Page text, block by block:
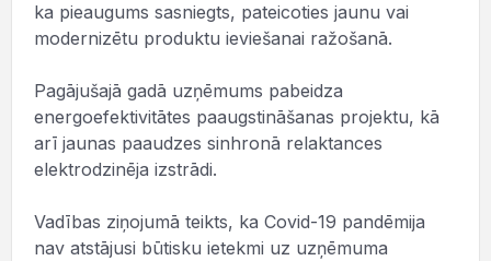
ka pieaugums sasniegts, pateicoties jaunu vai
modernizētu produktu ieviešanai ražošanā.
Pagājušajā gadā uzņēmums pabeidza
energoefektivitātes paaugstināšanas projektu, kā
arī jaunas paaudzes sinhronā relaktances
elektrodzinēja izstrādi.
Vadības ziņojumā teikts, ka Covid-19 pandēmija
nav atstājusi būtisku ietekmi uz uzņēmuma